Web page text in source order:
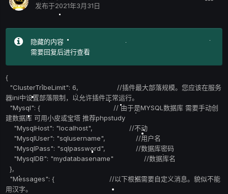
发布于2021年3月31日
隐藏的内容
需要回复后进行查看
{
"ClusterTribeLimit": 6, //插件最大部落规模。您应该在服务
器ini中设置部落限制，以允许插件正常运行。
"Mysql": { // 由于是MYSQL数据库 需要手动创
建数据库 可用小皮或宝塔 推荐phpstudy
"MysqlHost": "localhost", //不动
"MysqlUser": "sqlusername", //用户名
"MysqlPass": "sqlpassword", //数据库密码
"MysqlDB": "mydatabasename" //数据库名
},
"Messages": { //以下根据需要自定义消息。貌似不能
用汉字。